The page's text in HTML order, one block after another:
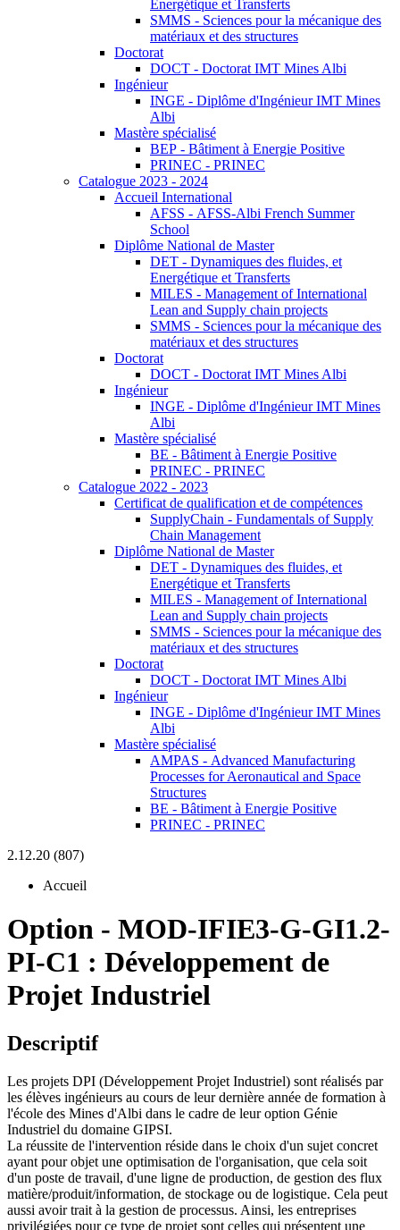
Energétique et Transferts
SMMS - Sciences pour la mécanique des
matériaux et des structures
Doctorat
DOCT - Doctorat IMT Mines Albi
Ingénieur
INGE - Diplôme d'Ingénieur IMT Mines
Albi
Mastère spécialisé
BEP - Bâtiment à Energie Positive
PRINEC - PRINEC
Catalogue 2023 - 2024
Accueil International
AFSS - AFSS-Albi French Summer
School
Diplôme National de Master
DET - Dynamiques des fluides, et
Energétique et Transferts
MILES - Management of International
Lean and Supply chain projects
SMMS - Sciences pour la mécanique des
matériaux et des structures
Doctorat
DOCT - Doctorat IMT Mines Albi
Ingénieur
INGE - Diplôme d'Ingénieur IMT Mines
Albi
Mastère spécialisé
BE - Bâtiment à Energie Positive
PRINEC - PRINEC
Catalogue 2022 - 2023
Certificat de qualification et de compétences
SupplyChain - Fundamentals of Supply
Chain Management
Diplôme National de Master
DET - Dynamiques des fluides, et
Energétique et Transferts
MILES - Management of International
Lean and Supply chain projects
SMMS - Sciences pour la mécanique des
matériaux et des structures
Doctorat
DOCT - Doctorat IMT Mines Albi
Ingénieur
INGE - Diplôme d'Ingénieur IMT Mines
Albi
Mastère spécialisé
AMPAS - Advanced Manufacturing
Processes for Aeronautical and Space
Structures
BE - Bâtiment à Energie Positive
PRINEC - PRINEC
2.12.20 (807)
Accueil
Option - MOD-IFIE3-G-GI1.2-
PI-C1 : Développement de
Projet Industriel
Descriptif
Les projets DPI (Développement Projet Industriel) sont réalisés par
les élèves ingénieurs au cours de leur dernière année de formation à
l'école des Mines d'Albi dans le cadre de leur option Génie
Industriel du domaine GIPSI.
La réussite de l'intervention réside dans le choix d'un sujet concret
ayant pour objet une optimisation de l'organisation, que cela soit
d'un poste de travail, d'une ligne de production, de gestion des flux
matière/produit/information, de stockage ou de logistique. Cela peut
aussi avoir trait à la gestion de processus. Ainsi, les entreprises
privilégiées pour ce type de projet sont celles qui présentent une